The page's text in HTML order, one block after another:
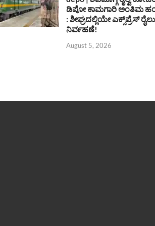
ಡಿಪೋ ಕಾಮಗಾರಿ ಅಂತಿಮ
: ಶೀಘ್ರದಲ್ಲಿಯೇ ಎಕ್ಸ್‌ಪ್ರೆಸ್
ನಿರ್ವಹಣೆ!
August 5, 2026